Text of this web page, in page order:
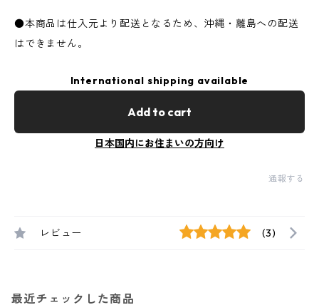
●本商品は仕入元より配送となるため、沖縄・離島への配送
はできません。
International shipping available
Add to cart
日本国内にお住まいの方向け
通報する
レビュー (3)
最近チェックした商品